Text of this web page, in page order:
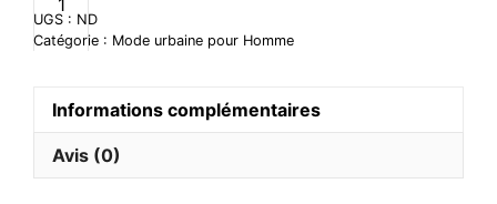
&
white
UGS : ND
Catégorie : Mode urbaine pour Homme
Informations complémentaires
Avis (0)